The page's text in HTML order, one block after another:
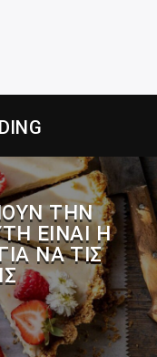
ΤΗΝ
ΕΊΝΑΙ Η
ΝΑ ΤΙΣ